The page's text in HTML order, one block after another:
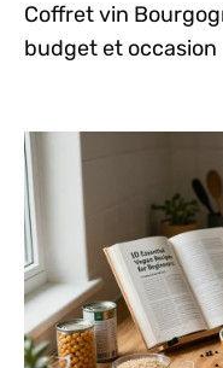
Coffret vin
budget et occasion